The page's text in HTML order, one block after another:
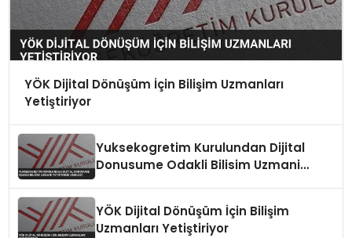
YÖK Dijital Dönüşüm İçin Bilişim Uzmanları
Yetiştiriyor
Yuksekogretim Kurulundan Dijital
Donusume Odakli Bilisim Uzmani
YÖK Dijital Dönüşüm İçin Bilişim
Uzmanları Yetiştiriyor